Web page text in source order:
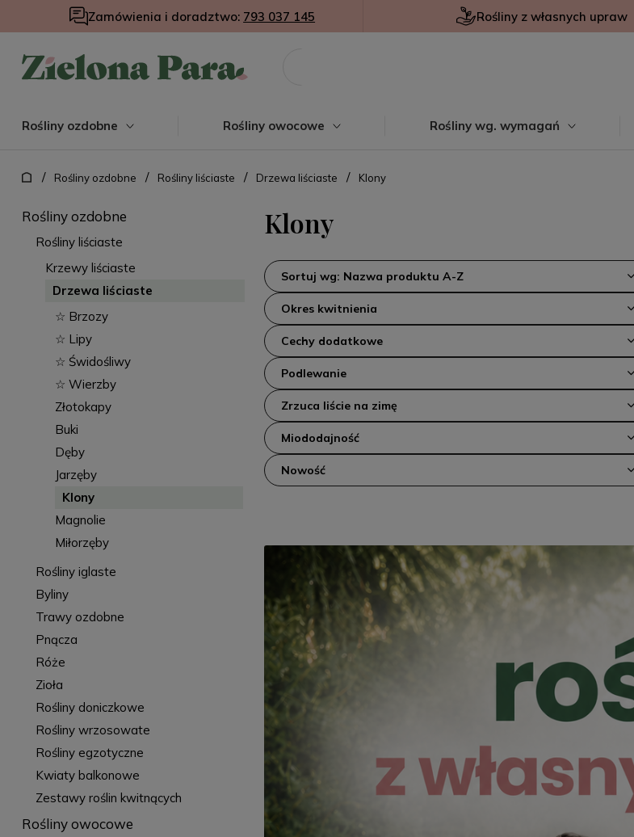
Zamówienia i doradztwo: 793 037 145 Rośliny z własnych upraw
Rośliny ozdobne Rośliny owocowe Rośliny wg. wymagań
/ Rośliny ozdobne / Rośliny liściaste / Drzewa liściaste / Klony
Rośliny ozdobne
Rośliny liściaste
Krzewy liściaste
Drzewa liściaste
☆ Brzozy
☆ Lipy
☆ Świdośliwy
☆ Wierzby
Złotokapy
Buki
Dęby
Jarzęby
Klony
Magnolie
Miłorzęby
Rośliny iglaste
Byliny
Trawy ozdobne
Pnącza
Róże
Zioła
Rośliny doniczkowe
Rośliny wrzosowate
Rośliny egzotyczne
Kwiaty balkonowe
Zestawy roślin kwitnących
Rośliny owocowe
Klony
Sortuj wg: Nazwa produktu A-Z
Okres kwitnienia
Cechy dodatkowe
Podlewanie
Zrzuca liście na zimę
Miododajność
Nowość